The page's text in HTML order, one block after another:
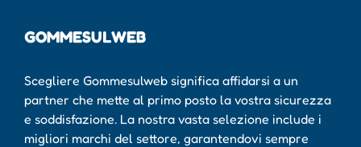
GOMMESULWEB
Scegliere Gommesulweb significa affidarsi a un
partner che mette al primo posto la vostra sicurezza
e soddisfazione. La nostra vasta selezione include i
migliori marchi del settore, garantendovi sempre